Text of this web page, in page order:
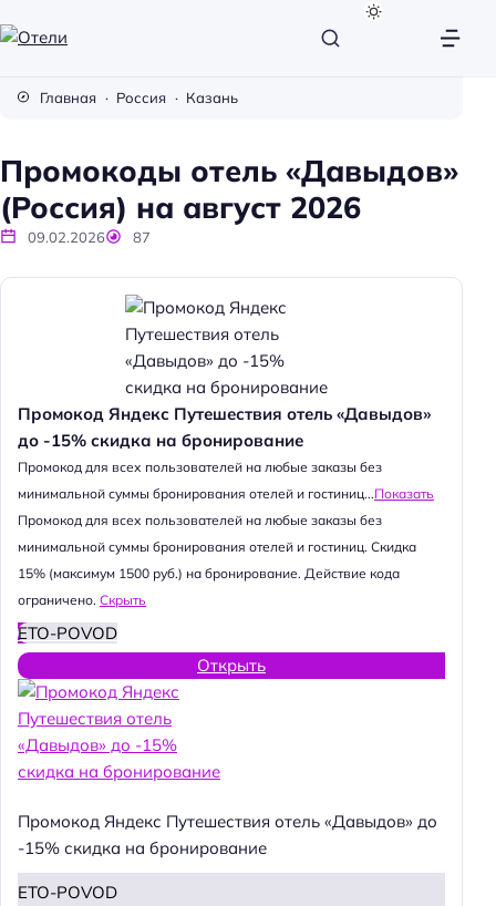
и
Главная Россия Казань
Промокоды отель «Давыдов»
(Россия) на август 2026
09.02.2026 87
Промокод Яндекс Путешествия отель «Давыдов»
до -15% скидка на бронирование
Промокод для всех пользователей на любые заказы без
минимальной суммы бронирования отелей и гостиниц...Показать
Промокод для всех пользователей на любые заказы без
минимальной суммы бронирования отелей и гостиниц. Скидка
15% (максимум 1500 руб.) на бронирование. Действие кода
ограничено. Скрыть
ETO-POVOD
Открыть
Промокод Яндекс Путешествия отель «Давыдов» до
-15% скидка на бронирование
ETO-POVOD